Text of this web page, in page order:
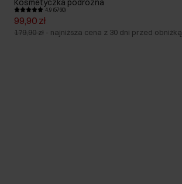
Kosmetyczka podróżna
4.9 (5760)
99,90 zł
179,90 zł - najniższa cena z 30 dni przed obniżką